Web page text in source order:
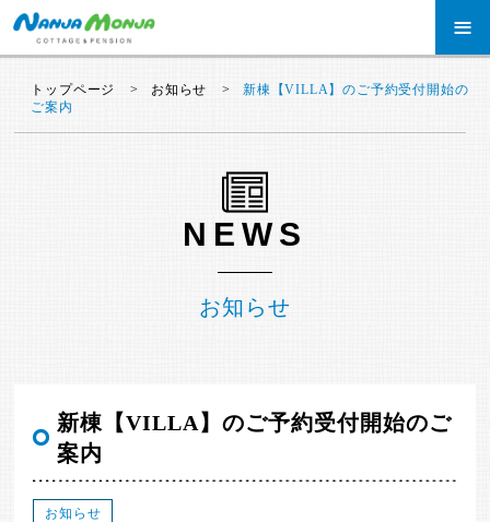
≡
トップページ お知らせ
新棟【VILLA】のご予約受付開始の
ご案内
NEWS
お知らせ
新棟【VILLA】のご予約受付開始のご
案内
お知らせ